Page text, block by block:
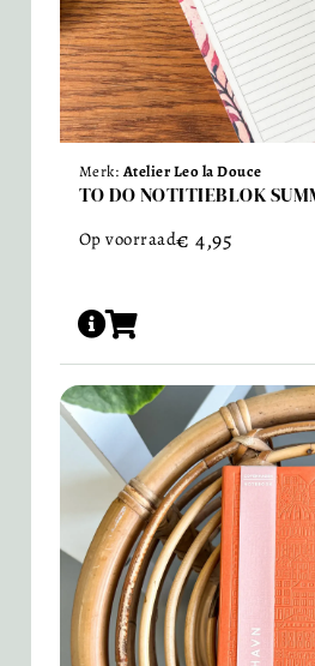
Merk: Atelier Leo la Douce
TO DO NOTITIEBLOK
Op voorraad€ 4,95